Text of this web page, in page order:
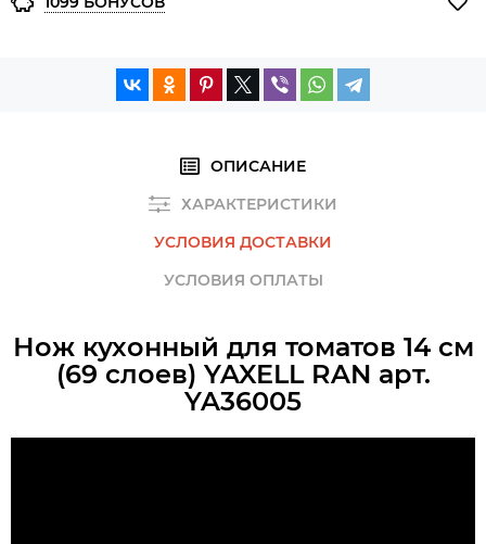
ОПИСАНИЕ
ХАРАКТЕРИСТИКИ
УСЛОВИЯ ДОСТАВКИ
УСЛОВИЯ ОПЛАТЫ
Нож кухонный для томатов 14 см
(69 слоев) YAXELL RAN арт.
YA36005